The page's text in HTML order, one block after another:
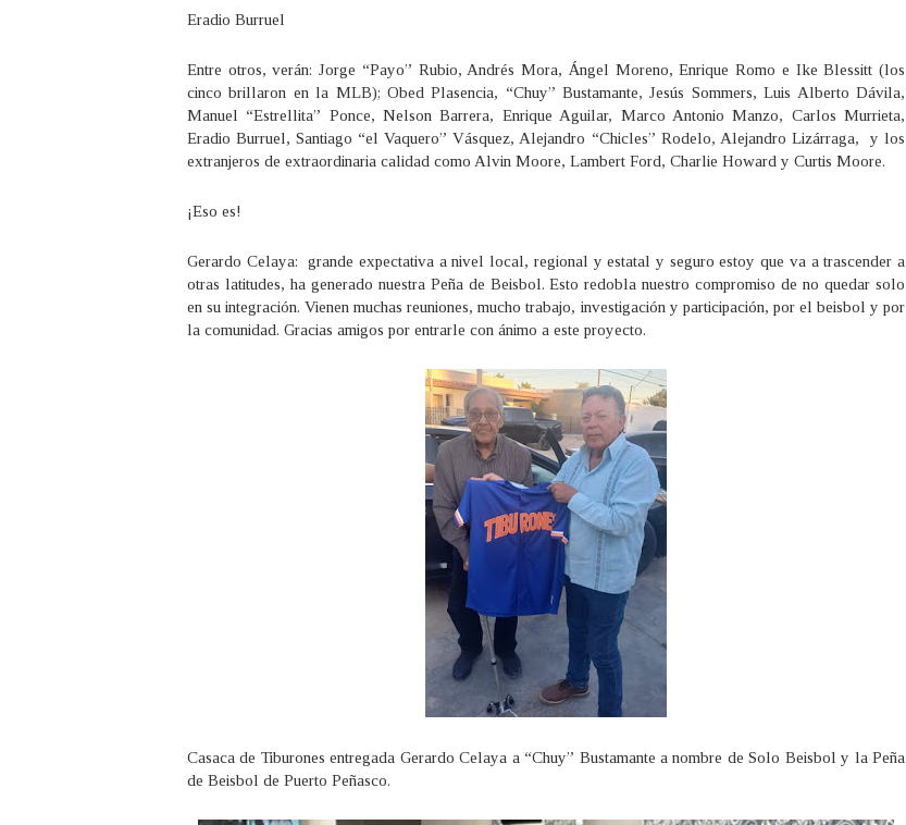
Eradio Burruel
Entre otros, verán: Jorge “Payo” Rubio, Andrés Mora, Ángel Moreno, Enrique Romo e Ike Blessitt (los
cinco brillaron en la MLB); Obed Plasencia, “Chuy” Bustamante, Jesús Sommers, Luis Alberto Dávila,
Manuel “Estrellita” Ponce, Nelson Barrera, Enrique Aguilar, Marco Antonio Manzo, Carlos Murrieta,
Eradio Burruel, Santiago “el Vaquero” Vásquez, Alejandro “Chicles” Rodelo, Alejandro Lizárraga, y los
extranjeros de extraordinaria calidad como Alvin Moore, Lambert Ford, Charlie Howard y Curtis Moore.
¡Eso es!
Gerardo Celaya: grande expectativa a nivel local, regional y estatal y seguro estoy que va a trascender a
otras latitudes, ha generado nuestra Peña de Beisbol. Esto redobla nuestro compromiso de no quedar solo
en su integración. Vienen muchas reuniones, mucho trabajo, investigación y participación, por el beisbol y por
la comunidad. Gracias amigos por entrarle con ánimo a este proyecto.
Casaca de Tiburones entregada Gerardo Celaya a “Chuy” Bustamante a nombre de Solo Beisbol y la Peña
de Beisbol de Puerto Peñasco.